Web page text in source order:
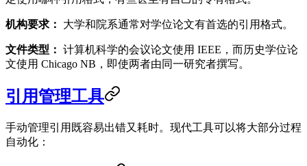
机构要求： 大学和院系通常对学位论文有首选的引用格式。
文件类型： 计算机科学的会议论文使用 IEEE，而历史学位论
文使用 Chicago NB，即使两者由同一研究者撰写。
引用管理工具
手动管理引用既容易出错又耗时。现代工具可以将大部分过程
自动化：